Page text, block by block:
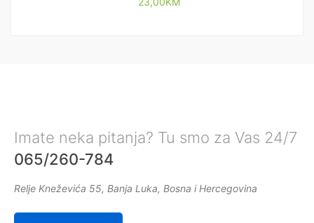
Imate neka pitanja? Tu smo za Vas 24/7
065/260-784
Relje Kneževića 55, Banja Luka, Bosna i Hercegovina